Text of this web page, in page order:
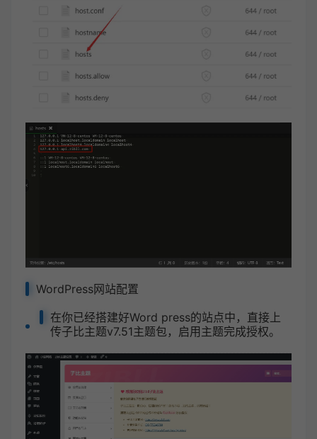
WordPress网站配置
在你已经搭建好Word press的站点中，直接上
传子比主题v7.51主题包，启用主题完成授权。